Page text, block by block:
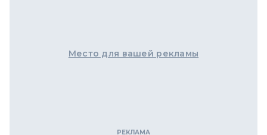
Место для вашей рекламы